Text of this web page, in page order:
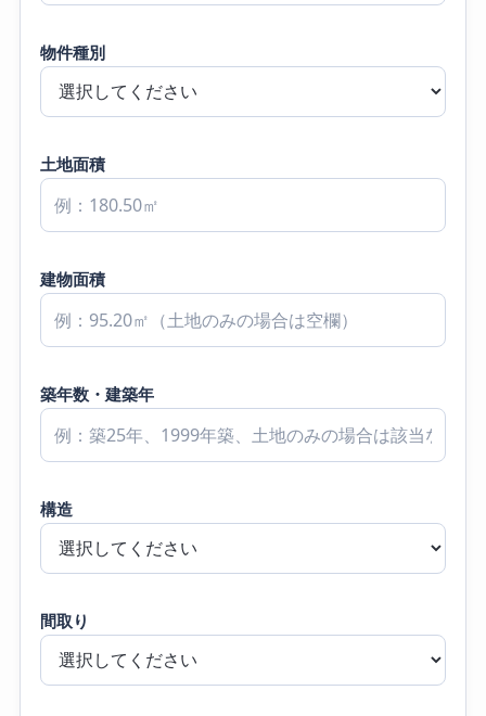
物件種別
土地面積
建物面積
築年数・建築年
構造
間取り